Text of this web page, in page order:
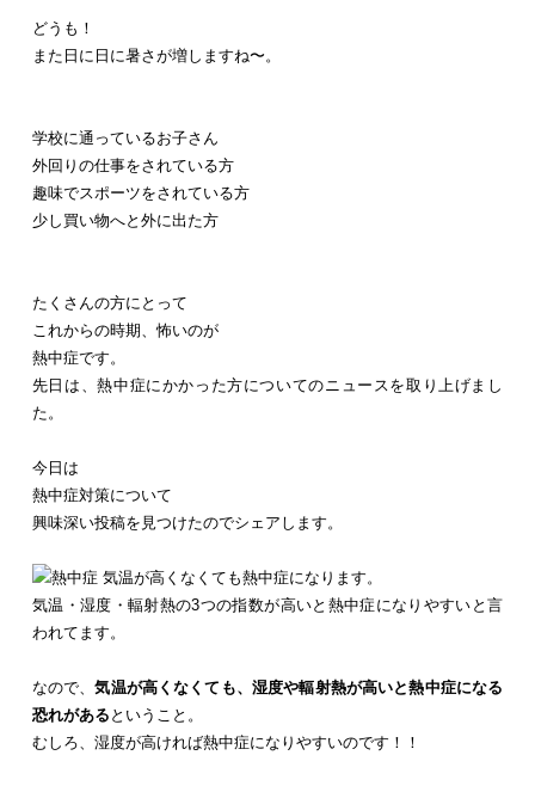
どうも！
また日に日に暑さが増しますね〜。
学校に通っているお子さん
外回りの仕事をされている方
趣味でスポーツをされている方
少し買い物へと外に出た方
たくさんの方にとって
これからの時期、怖いのが
熱中症です。
先日は、熱中症にかかった方についてのニュースを取り上げまし
た。
今日は
熱中症対策について
興味深い投稿を見つけたのでシェアします。
気温が高くなくても熱中症になります。
気温・湿度・輻射熱の3つの指数が高いと熱中症になりやすいと言
われてます。
なので、気温が高くなくても、湿度や輻射熱が高いと熱中症になる
恐れがある ということ。
むしろ、湿度が高ければ熱中症になりやすいのです！！